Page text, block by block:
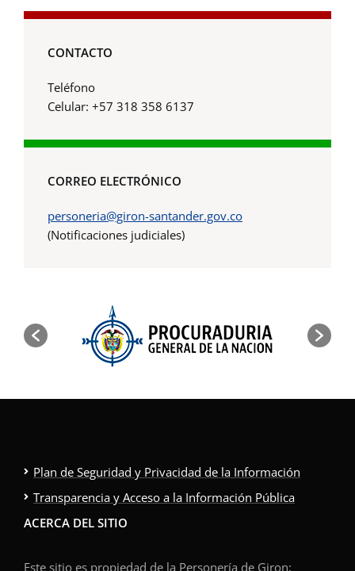
CONTACTO
Teléfono
Celular: +57 318 358 6137
CORREO ELECTRÓNICO
personeria@giron-santander.gov.co
(Notificaciones judiciales)
Plan de Seguridad y Privacidad de la Información
Transparencia y Acceso a la Información Pública
ACERCA DEL SITIO
Este sitio es propiedad de la Personería de Giron;